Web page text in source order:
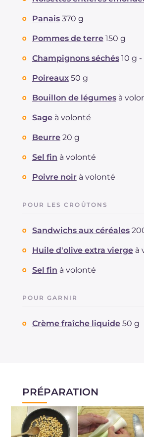
Graisses
dont acides gras saturés
Cholestérol
Sodium
Panais 370 g
Pommes de terre 150 g
Champignons séchés 10 g -
Poireaux 50 g
Bouillon de légumes à
Sage à volonté
Beurre 20 g
Sel fin à volonté
Poivre noir à volonté
POUR LES CROÛTONS
Sandwichs aux céréales
Huile d'olive extra vierge à
Sel fin à volonté
POUR GARNIR
Crème fraîche liquide 50 g
PRÉPARATION